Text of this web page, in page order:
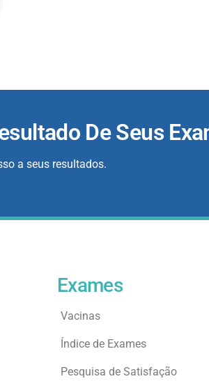
De Seus
a seus resultados.
Exames
Vacinas
Índice de Exames
Pesquisa de Satisfação